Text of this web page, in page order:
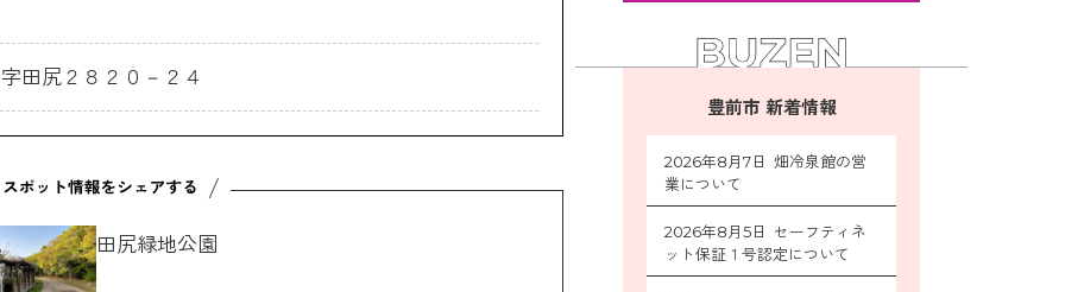
田尻２８２０－２４
田尻緑地公園
豊前市 新着情報
2026年8月7日 畑冷泉館の営
業について
2026年8月5日 セーフティネ
ット保証１号認定について